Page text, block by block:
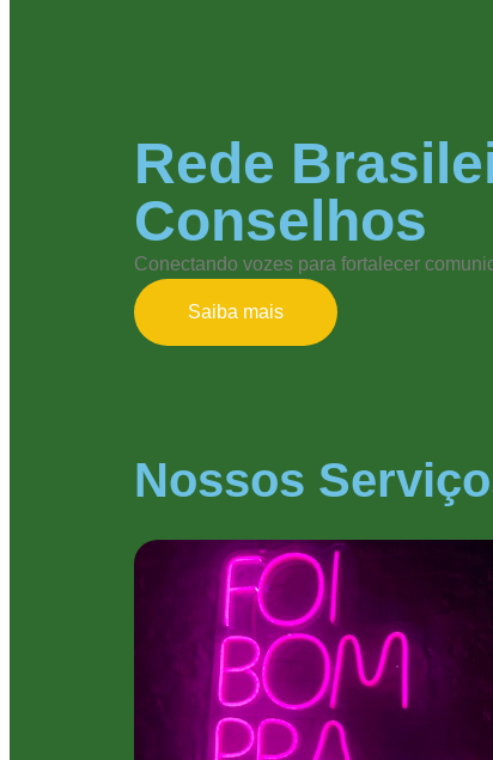
Rede
Conselhos
Conectando vozes para fortalecer
Saiba mais
Nossos